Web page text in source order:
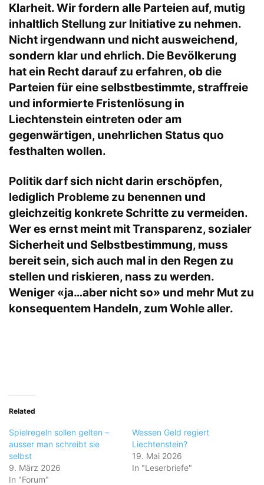
Klarheit. Wir fordern alle Parteien auf, mutig
inhaltlich Stellung zur Initiative zu nehmen.
Nicht irgendwann und nicht ausweichend,
sondern klar und ehrlich. Die Bevölkerung
hat ein Recht darauf zu erfahren, ob die
Parteien für eine selbstbestimmte, straffreie
und informierte Fristenlösung in
Liechtenstein eintreten oder am
gegenwärtigen, unehrlichen Status quo
festhalten wollen.
Politik darf sich nicht darin erschöpfen,
lediglich Probleme zu benennen und
gleichzeitig konkrete Schritte zu vermeiden.
Wer es ernst meint mit Transparenz, sozialer
Sicherheit und Selbstbestimmung, muss
bereit sein, sich auch mal in den Regen zu
stellen und riskieren, nass zu werden.
Weniger «ja…aber nicht so» und mehr Mut zu
konsequentem Handeln, zum Wohle aller.
Related
Spielregeln sollen gelten –
ausser man schreibt sie
selbst
9. März 2026
In "Forum"
Wessen Geld regiert
Liechtenstein?
19. Mai 2026
In "Leserbriefe"